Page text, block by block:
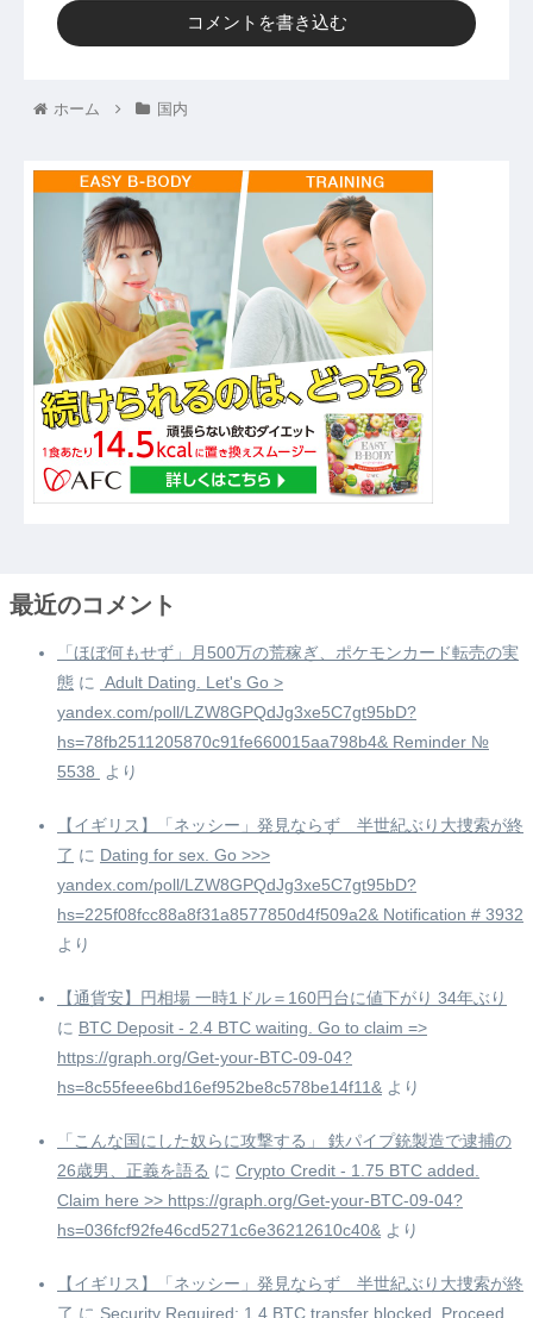
コメントを書き込む
ホーム 国内
最近のコメント
「ほぼ何もせず」月500万の荒稼ぎ、ポケモンカード転売の実
態 に ️ Adult Dating. Let's Go >
yandex.com/poll/LZW8GPQdJg3xe5C7gt95bD?
hs=78fb2511205870c91fe660015aa798b4& Reminder №
5538 ️
より
【イギリス】「ネッシー」発見ならず 半世紀ぶり大捜索が終
了 に Dating for sex. Go >>>
yandex.com/poll/LZW8GPQdJg3xe5C7gt95bD?
hs=225f08fcc88a8f31a8577850d4f509a2& Notification # 3932
より
【通貨安】円相場 一時1ドル＝160円台に値下がり 34年ぶり
に BTC Deposit - 2.4 BTC waiting. Go to claim =>
https://graph.org/Get-your-BTC-09-04?
hs=8c55feee6bd16ef952be8c578be14f11& より
「こんな国にした奴らに攻撃する」 鉄パイプ銃製造で逮捕の
26歳男、正義を語る に Crypto Credit - 1.75 BTC added.
Claim here >> https://graph.org/Get-your-BTC-09-04?
hs=036fcf92fe46cd5271c6e36212610c40& より
【イギリス】「ネッシー」発見ならず 半世紀ぶり大捜索が終
了 に Security Required: 1.4 BTC transfer blocked. Proceed